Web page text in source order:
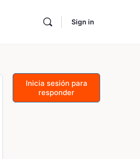
Sign in
Inicia sesión para
responder